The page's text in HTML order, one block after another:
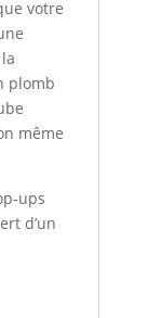
votre
plomb
même
ups
d’un